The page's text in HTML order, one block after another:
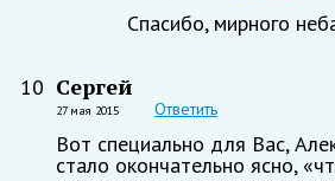
Спасибо, мирного
10 Сергей
27 мая 2015 Ответить
Вот специально для Вас,
стало окончательно ясно,